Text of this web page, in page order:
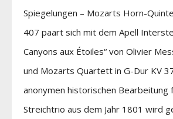
Spiegelungen – Mozarts Horn-
407 paart sich mit dem Apell
Canyons aux Étoiles“ von Olivier
und Mozarts Quartett in G-Dur KV
anonymen historischen Bearbeitung
Streichtrio aus dem Jahr 1801 wird